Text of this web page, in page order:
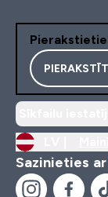
Sazinieties ar